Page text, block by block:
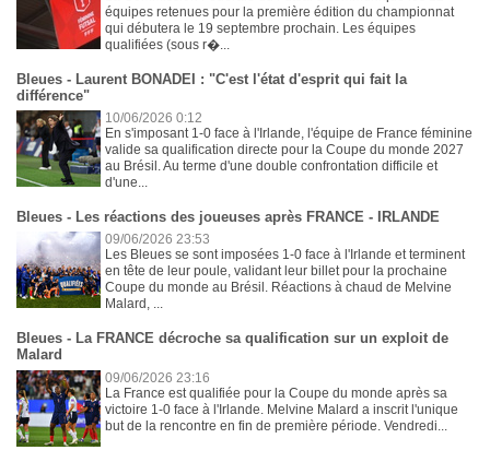
équipes retenues pour la première édition du championnat
qui débutera le 19 septembre prochain. Les équipes
qualifiées (sous r�...
Bleues - Laurent BONADEI : "C'est l'état d'esprit qui fait la
différence"
10/06/2026 0:12
En s'imposant 1-0 face à l'Irlande, l'équipe de France féminine
valide sa qualification directe pour la Coupe du monde 2027
au Brésil. Au terme d'une double confrontation difficile et
d'une...
Bleues - Les réactions des joueuses après FRANCE - IRLANDE
09/06/2026 23:53
Les Bleues se sont imposées 1-0 face à l'Irlande et terminent
en tête de leur poule, validant leur billet pour la prochaine
Coupe du monde au Brésil. Réactions à chaud de Melvine
Malard, ...
Bleues - La FRANCE décroche sa qualification sur un exploit de
Malard
09/06/2026 23:16
La France est qualifiée pour la Coupe du monde après sa
victoire 1-0 face à l'Irlande. Melvine Malard a inscrit l'unique
but de la rencontre en fin de première période. Vendredi...